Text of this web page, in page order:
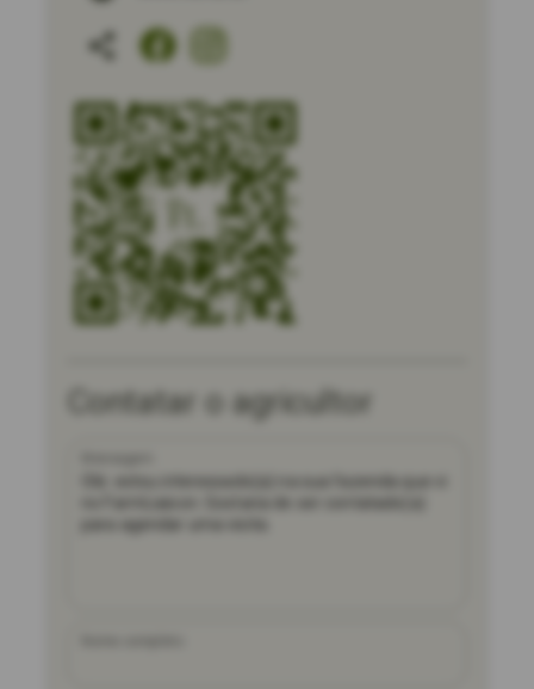
Contatar o agricultor